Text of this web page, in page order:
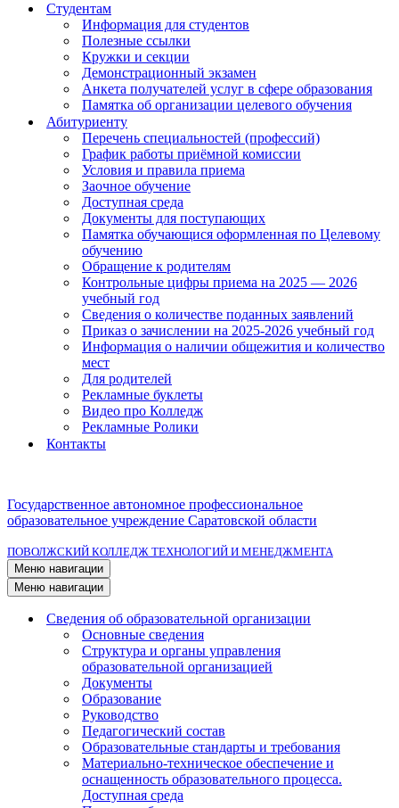
Студентам
Информация для студентов
Полезные ссылки
Кружки и секции
Демонстрационный экзамен
Анкета получателей услуг в сфере образования
Памятка об организации целевого обучения
Абитуриенту
Перечень специальностей (профессий)
График работы приёмной комиссии
Условия и правила приема
Заочное обучение
Доступная среда
Документы для поступающих
Памятка обучающися оформленная по Целевому
обучению
Обращение к родителям
Контрольные цифры приема на 2025 — 2026
учебный год
Сведения о количестве поданных заявлений
Приказ о зачислении на 2025-2026 учебный год
Информация о наличии общежития и количество
мест
Для родителей
Рекламные буклеты
Видео про Колледж
Рекламные Ролики
Контакты
Государственное автономное профессиональное
образовательное учреждение Саратовской области
ПОВОЛЖСКИЙ КОЛЛЕДЖ ТЕХНОЛОГИЙ И МЕНЕДЖМЕНТА
Меню навигации
Меню навигации
Сведения об образовательной организации
Основные сведения
Структура и органы управления
образовательной организацией
Документы
Образование
Руководство
Педагогический состав
Образовательные стандарты и требования
Материально-техническое обеспечение и
оснащенность образовательного процесса.
Доступная среда